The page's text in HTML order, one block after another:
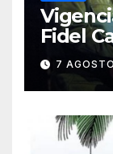
Fidel
del
Por
7